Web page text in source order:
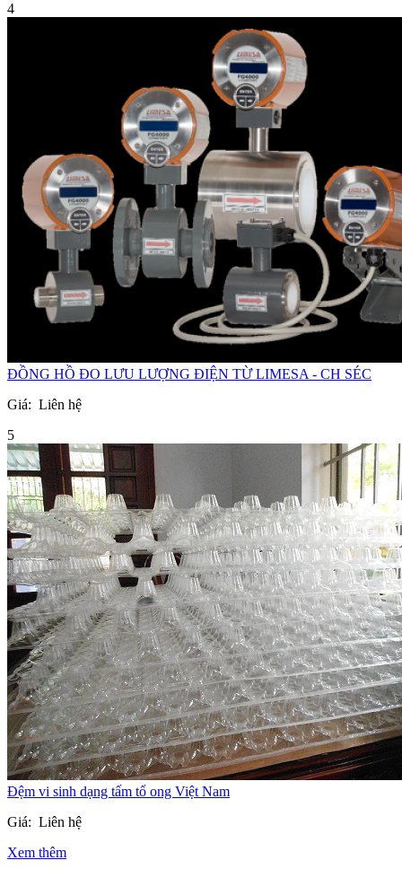
4
ĐỒNG HỒ ĐO LƯU LƯỢNG ĐIỆN TỪ LIMESA - CH SÉC
Giá: Liên hệ
5
Đệm vi sinh dạng tấm tổ ong Việt Nam
Giá: Liên hệ
Xem thêm